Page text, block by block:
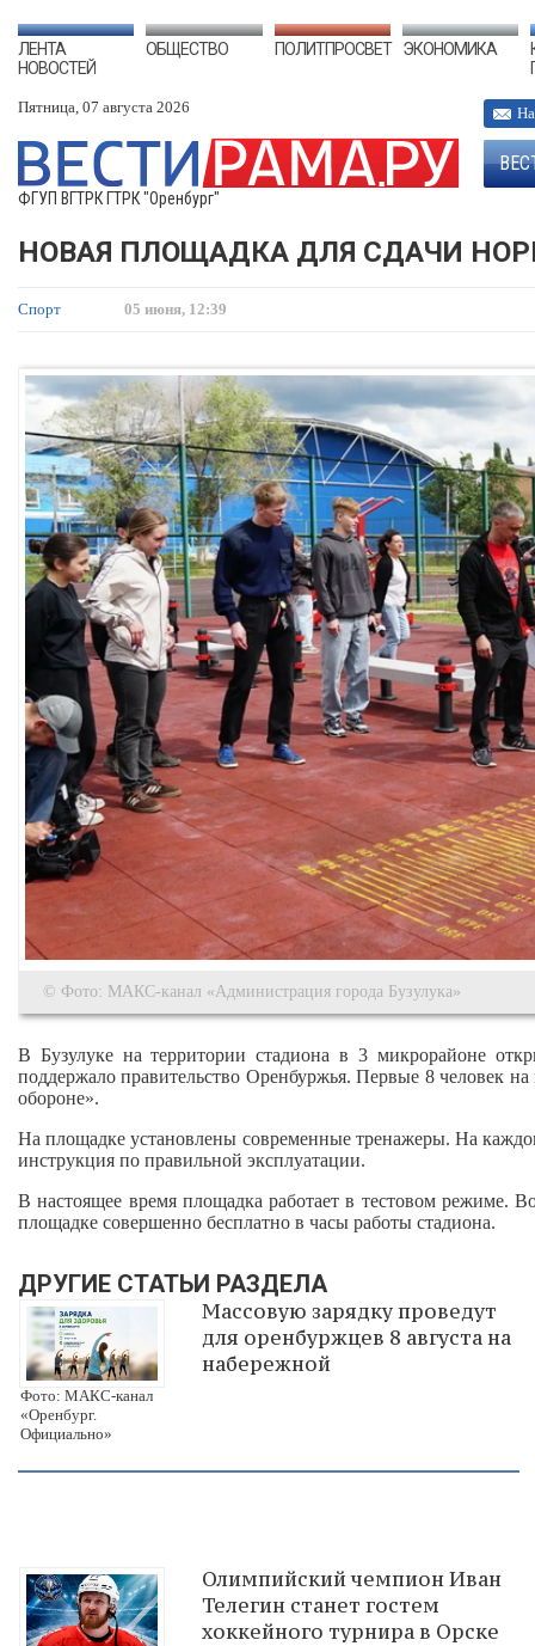
ЛЕНТА
НОВОСТЕЙ
ОБЩЕСТВО ПОЛИТПРОСВЕТ ЭКОНОМИКА
Пятница, 07 августа 2026
ФГУП ВГТРК ГТРК "Оренбург"
НОВАЯ ПЛОЩАДКА ДЛЯ СДАЧИ
Спорт 05 июня, 12:39
© Фото: МАКС-канал «Администрация города Бузулука»
В Бузулуке на территории стадиона в 3 микрорайоне
поддержало правительство Оренбуржья. Первые 8 человек
обороне».
На площадке установлены современные тренажеры. На
инструкция по правильной эксплуатации.
В настоящее время площадка работает в тестовом режиме.
площадке совершенно бесплатно в часы работы стадиона.
ДРУГИЕ СТАТЬИ РАЗДЕЛА
Фото: МАКС-канал
«Оренбург.
Официально»
Массовую зарядку проведут
для оренбуржцев 8 августа на
набережной
Олимпийский чемпион Иван
Телегин станет гостем
хоккейного турнира в Орске